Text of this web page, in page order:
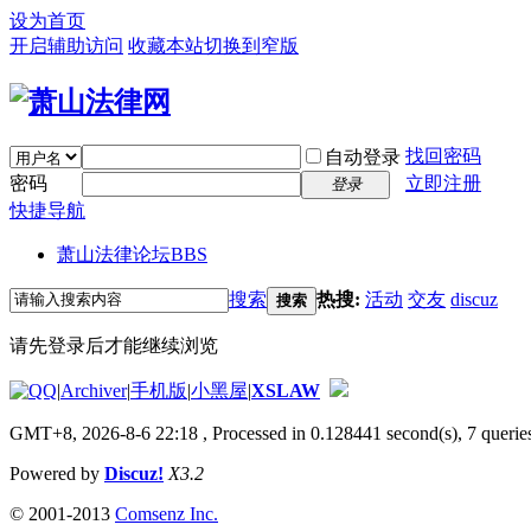
设为首页
开启辅助访问 收藏本站切换到窄版
自动登录 找回密码
密码
登录
立即注册
快捷导航
萧山法律论坛BBS
搜索 搜索 热搜: 活动 交友 discuz
请先登录后才能继续浏览
|Archiver|手机版|小黑屋|XSLAW
GMT+8, 2026-8-6 22:18 , Processed in 0.128441 second(s), 7
Powered by Discuz! X3.2
© 2001-2013 Comsenz Inc.